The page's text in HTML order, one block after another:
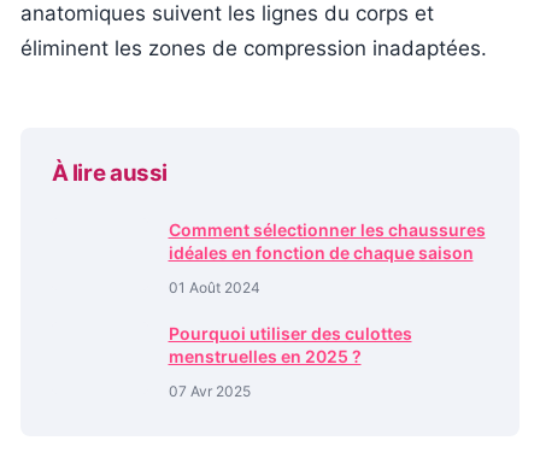
anatomiques suivent les lignes du corps et
éliminent les zones de compression inadaptées.
À lire aussi
Comment sélectionner les chaussures
idéales en fonction de chaque saison
01 Août 2024
Pourquoi utiliser des culottes
menstruelles en 2025 ?
07 Avr 2025